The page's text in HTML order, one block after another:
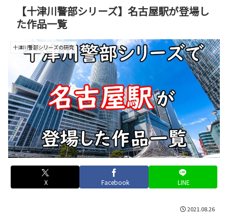
【十津川警部シリーズ】名古屋駅が登場し
た作品一覧
十津川警部シリーズの研究
X Facebook LINE
2021.08.26